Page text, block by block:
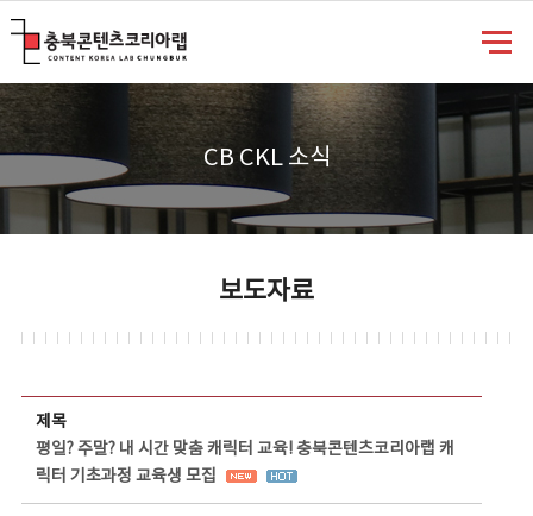
CB CKL 소식
보도자료
제목
평일? 주말? 내 시간 맞춤 캐릭터 교육! 충북콘텐츠코리아랩 캐
릭터 기초과정 교육생 모집